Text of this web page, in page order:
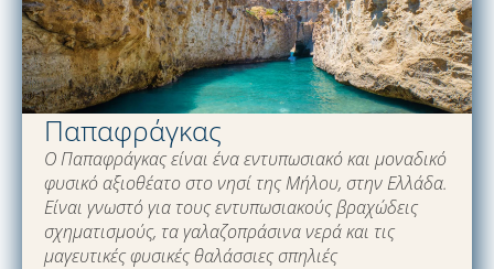
Παπαφράγκας
Ο Παπαφράγκας είναι ένα εντυπωσιακό και μοναδικό
φυσικό αξιοθέατο στο νησί της Μήλου, στην Ελλάδα.
Είναι γνωστό για τους εντυπωσιακούς βραχώδεις
σχηματισμούς, τα γαλαζοπράσινα νερά και τις
μαγευτικές φυσικές θαλάσσιες σπηλιές